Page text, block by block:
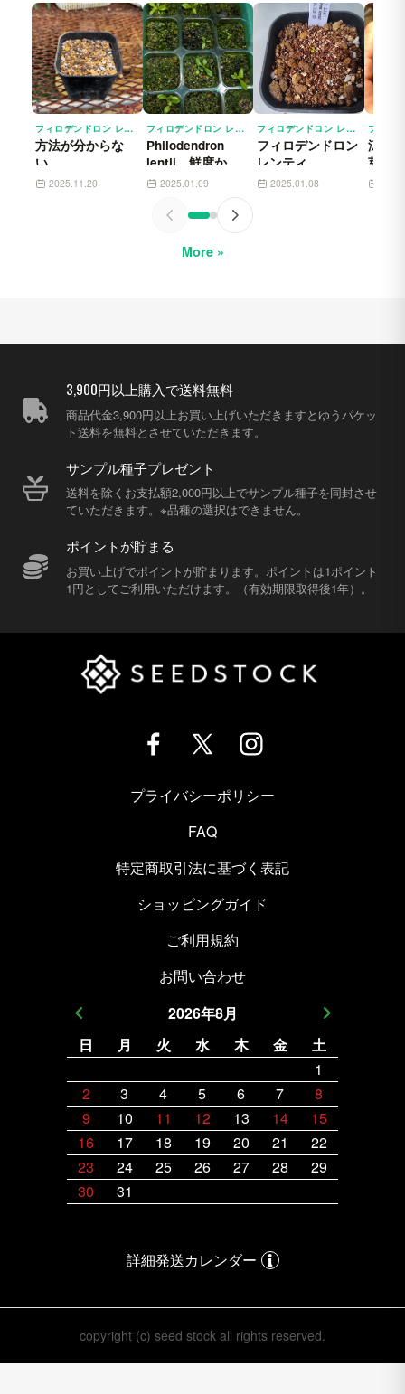
フィロデンドロン レンティ PHILODENDRON LENTII
方法が分からな
い。
2025.11.20
フィロデンドロン レンティ PHILODENDRON LENTII
Philodendron
lentii 鮮度か
な…2025.01.09
フィロデンドロン レンティ PHILODENDRON LENTII
フィロデンドロン
レンティ
2024/7/28播種 5
2025.01.08
涼し
芽
More »
3,900円以上購入で送料無料
商品代金3,900円以上お買い上げいただきますとゆうパケッ
ト送料を無料とさせていただきます。
サンプル種子プレゼント
送料を除くお支払額2,000円以上でサンプル種子を同封させ
ていただきます。※品種の選択はできません。
ポイントが貯まる
お買い上げでポイントが貯まります。ポイントは1ポイント
1円としてご利用いただけます。（有効期限取得後1年）。
プライバシーポリシー
FAQ
特定商取引法に基づく表記
ショッピングガイド
ご利用規約
お問い合わせ
2026年8月
日
月 火 水 木 金
土
1
2
3 4 5 6 7
8
9
10 11 12 13 14
15
16
17 18 19 20 21
22
23
24 25 26 27 28
29
30
31
詳細発送カレンダー
copyright (c) seed stock all rights reserved.